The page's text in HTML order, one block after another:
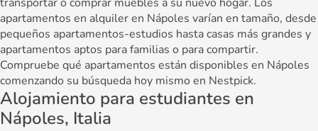
apartamentos en alquiler en Nápoles varían en tamaño, desde
pequeños apartamentos-estudios hasta casas más grandes y
apartamentos aptos para familias o para compartir.
Compruebe qué apartamentos están disponibles en Nápoles
comenzando su búsqueda hoy mismo en Nestpick.
Alojamiento para estudiantes en
Nápoles, Italia